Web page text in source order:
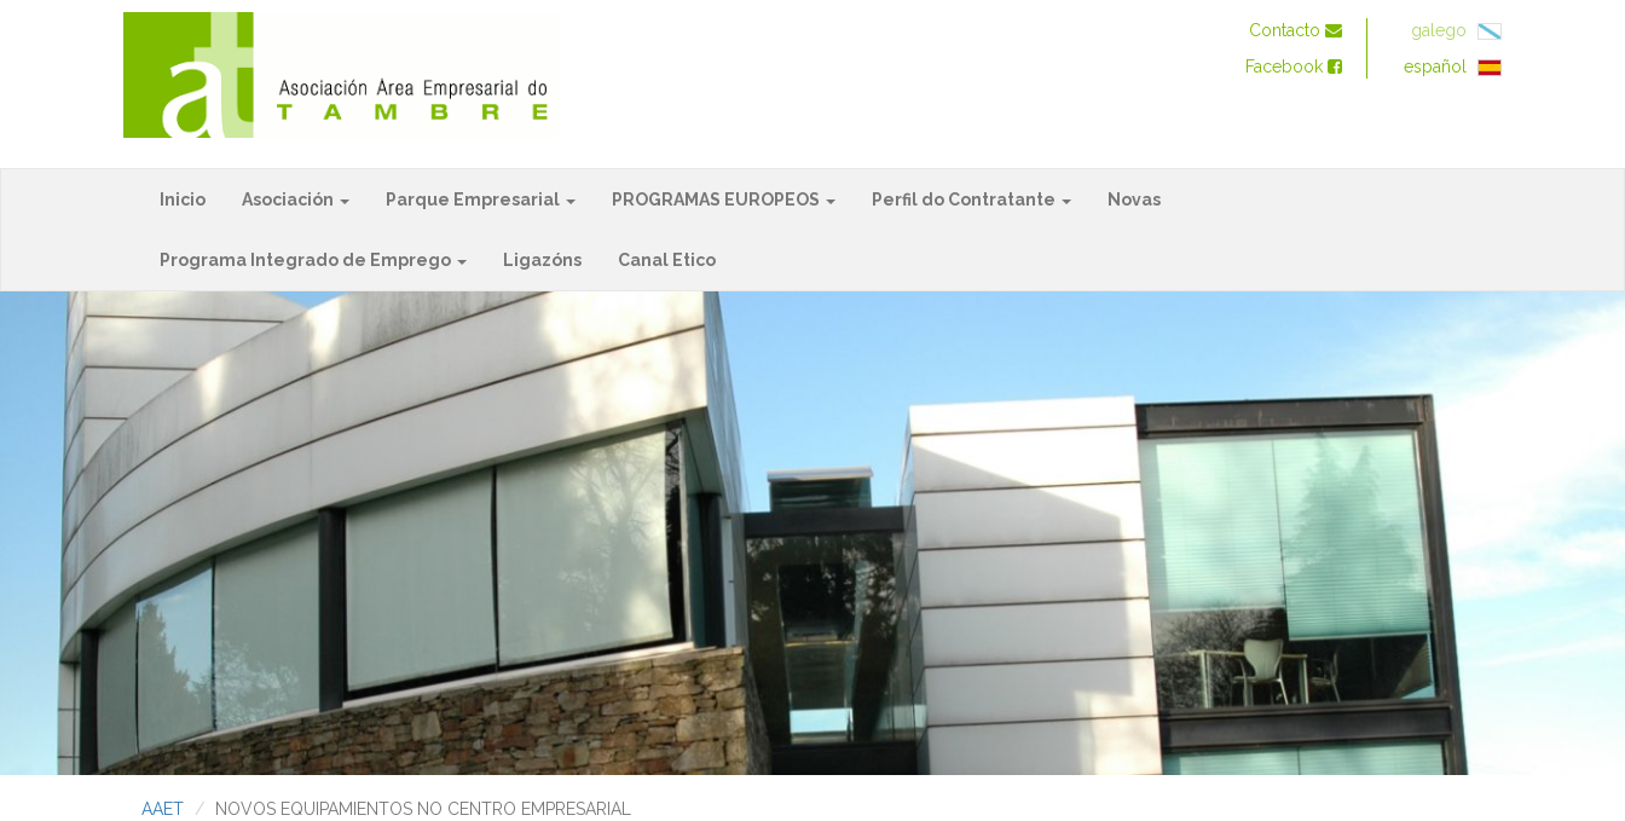
galego
español
Contacto
Facebook
Inicio Asociación Parque Empresarial PROGRAMAS EUROPEOS Perfil do Contratante Novas
Programa Integrado de Emprego Ligazóns Canal Etico
AAET NOVOS EQUIPAMIENTOS NO CENTRO EMPRESARIAL